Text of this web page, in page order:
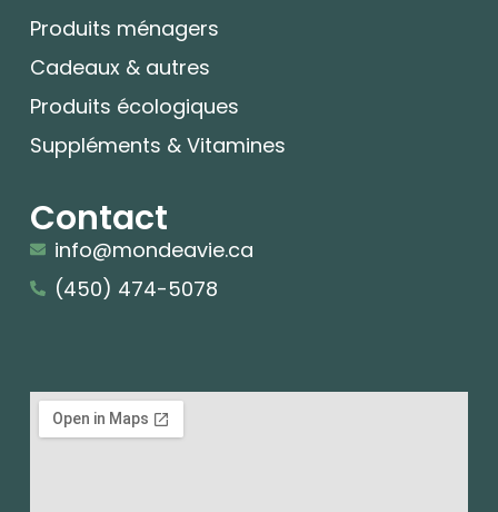
Produits ménagers
Cadeaux & autres
Produits écologiques
Suppléments & Vitamines
Contact
info@mondeavie.ca
(450) 474-5078